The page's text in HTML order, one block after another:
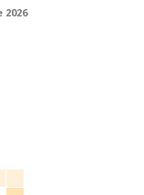
2026